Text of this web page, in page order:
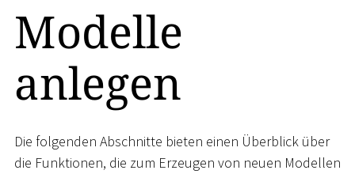
Modelle
anlegen
Die folgenden Abschnitte bieten einen Überblick über
die Funktionen, die zum Erzeugen von neuen Modellen